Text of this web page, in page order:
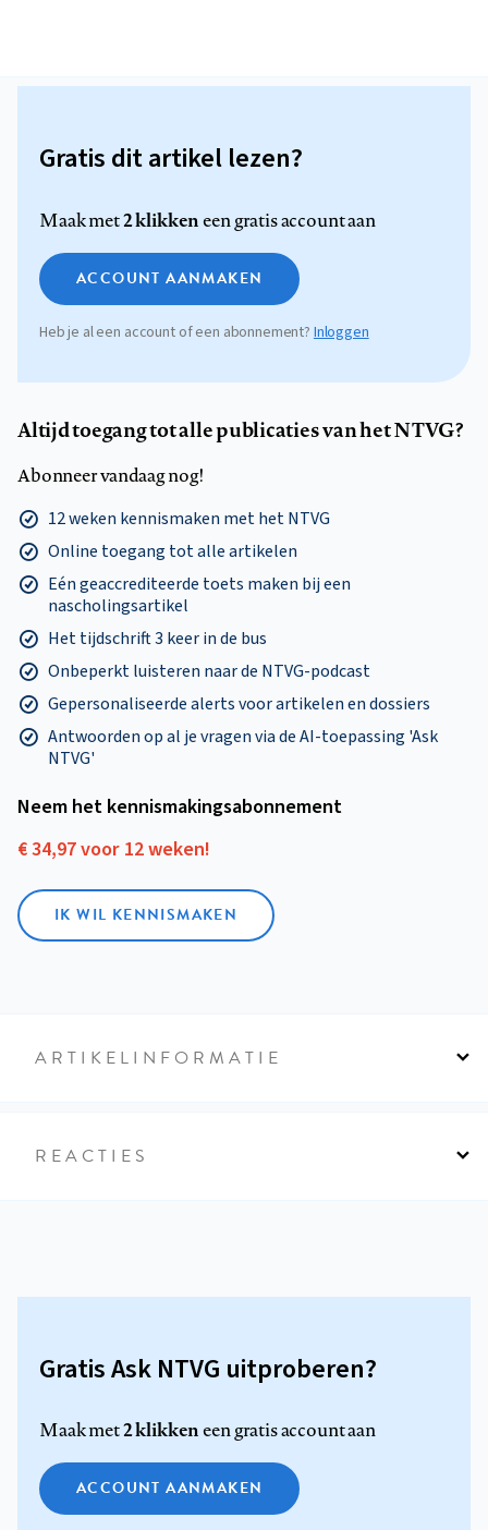
Gratis dit artikel lezen?
Maak met2 klikkeneen gratis account aan
ACCOUNT AANMAKEN
Heb je al een account of een abonnement? Inloggen
Altijd toegang tot alle publicaties van het NTVG?
Abonneer vandaag nog!
12 weken kennismaken met het NTVG
Online toegang tot alle artikelen
Eén geaccrediteerde toets maken bij een
nascholingsartikel
Het tijdschrift 3 keer in de bus
Onbeperkt luisteren naar de NTVG-podcast
Gepersonaliseerde alerts voor artikelen en dossiers
Antwoorden op al je vragen via de AI-toepassing 'Ask
NTVG'
Neem het kennismakings­abonnement
€ 34,97 voor 12 weken!
IK WIL KENNISMAKEN
ARTIKELINFORMATIE
REACTIES
Gratis Ask NTVG uitproberen?
Maak met2 klikkeneen gratis account aan
ACCOUNT AANMAKEN